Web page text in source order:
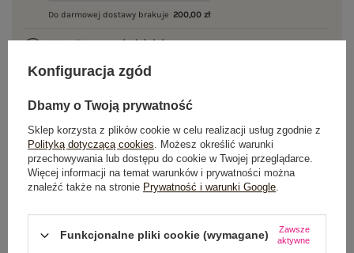
Do darmowej dostawy brakuje 200,00 zł
Wysyłka wponiedziałek
100 dni na zwrot
OPIS PRODUKTU
GŁÓWNE PARAMETRY
Konfiguracja zgód
Dbamy o Twoją prywatność
Sklep korzysta z plików cookie w celu realizacji usług zgodnie z
Polityką dotyczącą cookies. Możesz określić warunki
przechowywania lub dostępu do cookie w Twojej przeglądarce.
Więcej informacji na temat warunków i prywatności można
znaleźć także na stronie Prywatność i warunki Google.
Funkcjonalne pliki cookie (wymagane)
Zawsze
aktywne